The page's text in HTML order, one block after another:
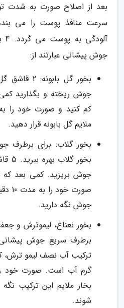
بعد از اصلاح صورت به شدت
سرعت منافذ پوست را می
جوش پیشانی عبارتند از:
جوش ریخته و بگذارید
ملایم گل بابونه قرار دهید.
بخور گلاب: برای برطرف
جوش بریزید. کمی بعد که
جوش نگه دارید.
بخور نعناع، لیموترش و
برطرف سریع جوش پیشانی
بخار ملایم این ترکیب نگه
شوند.